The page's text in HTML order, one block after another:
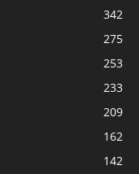
342
275
253
233
209
162
142